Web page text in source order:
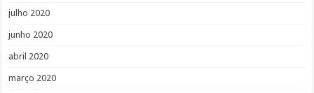
julho 2020
junho 2020
abril 2020
março 2020